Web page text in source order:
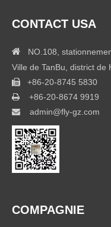
Nouvelles 004 de
CONTACT USA
 NO.108,
Ville de TanBu, district de
 +86-20-8745 5830
 +86-20-8674 9919
 admin@fly-gz.com
COMPAGNIE